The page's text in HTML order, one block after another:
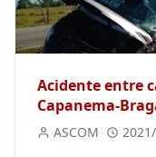
Acidente entre
Capanema-
ASCOM